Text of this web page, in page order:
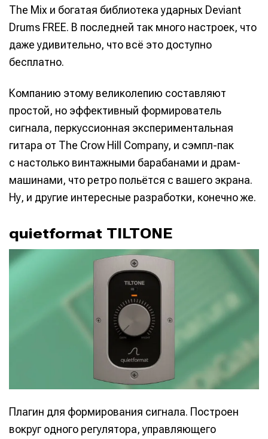
The Mix и богатая библиотека ударных Deviant
Drums FREE. В последней так много настроек, что
даже удивительно, что всё это доступно
бесплатно.
Компанию этому великолепию составляют
простой, но эффективный формирователь
сигнала, перкуссионная экспериментальная
гитара от The Crow Hill Company, и сэмпл-пак
с настолько винтажными барабанами и драм-
машинами, что ретро польётся с вашего экрана.
Ну, и другие интересные разработки, конечно же.
quietformat TILTONE
Плагин для формирования сигнала. Построен
вокруг одного регулятора, управляющего